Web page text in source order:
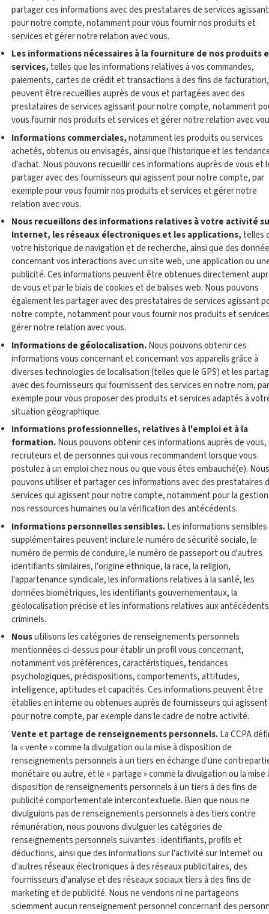
partager ces informations avec des prestataires de services agissant
pour notre compte, notamment pour vous fournir nos produits et
services et gérer notre relation avec vous.
Les informations nécessaires à la fourniture de nos produits
services, telles que les informations relatives à vos commandes,
paiements, cartes de crédit et transactions à des fins de facturation,
peuvent être recueillies auprès de vous et partagées avec des
prestataires de services agissant pour notre compte, notamment
vous fournir nos produits et services et gérer notre relation avec
Informations commerciales,notamment les produits ou services
achetés, obtenus ou envisagés, ainsi que l'historique et les
d'achat. Nous pouvons recueillir ces informations auprès de vous et
partager avec des fournisseurs qui agissent pour notre compte, par
exemple pour vous fournir nos produits et services et gérer notre
relation avec vous.
Nous recueillons des informations relatives à votre activité
Internet, les réseaux électroniques et les applications, telles
votre historique de navigation et de recherche, ainsi que des
concernant vos interactions avec un site web, une application ou
publicité. Ces informations peuvent être obtenues directement
de vous et par le biais de cookies et de balises web. Nous pouvons
également les partager avec des prestataires de services agissant
notre compte, notamment pour vous fournir nos produits et
gérer notre relation avec vous.
Informations de géolocalisation.Nous pouvons obtenir ces
informations vous concernant et concernant vos appareils grâce à
diverses technologies de localisation (telles que le GPS) et les
avec des fournisseurs qui fournissent des services en notre nom, par
exemple pour vous proposer des produits et services adaptés à
situation géographique.
Informations professionnelles, relatives à l'emploi et à la
formation.Nous pouvons obtenir ces informations auprès de vous,
recruteurs et de personnes qui vous recommandent lorsque vous
postulez à un emploi chez nous ou que vous êtes embauché(e). Nous
pouvons utiliser et partager ces informations avec des prestataires
services qui agissent pour notre compte, notamment pour la
nos ressources humaines ou la vérification des antécédents.
Informations personnelles sensibles.Les informations sensibles
supplémentaires peuvent inclure le numéro de sécurité sociale, le
numéro de permis de conduire, le numéro de passeport ou d'autres
identifiants similaires, l'origine ethnique, la race, la religion,
l'appartenance syndicale, les informations relatives à la santé, les
données biométriques, les identifiants gouvernementaux, la
géolocalisation précise et les informations relatives aux antécédents
criminels.
Nousutilisons les catégories de renseignements personnels
mentionnées ci-dessus pour établir un profil vous concernant,
notamment vos préférences, caractéristiques, tendances
psychologiques, prédispositions, comportements, attitudes,
intelligence, aptitudes et capacités. Ces informations peuvent être
établies en interne ou obtenues auprès de fournisseurs qui agissent
pour notre compte, par exemple dans le cadre de notre activité.
Vente et partage de renseignements personnels.La CCPA
la « vente » comme la divulgation ou la mise à disposition de
renseignements personnels à un tiers en échange d'une
monétaire ou autre, et le « partage » comme la divulgation ou la mise
disposition de renseignements personnels à un tiers à des fins de
publicité comportementale intercontextuelle. Bien que nous ne
divulguions pas de renseignements personnels à des tiers contre
rémunération, nous pouvons divulguer les catégories de
renseignements personnels suivantes : identifiants, profils et
déductions, ainsi que des informations sur l'activité sur Internet ou
d'autres réseaux électroniques à des réseaux publicitaires, des
fournisseurs d'analyse et des réseaux sociaux tiers à des fins de
marketing et de publicité. Nous ne vendons ni ne partageons
sciemment aucun renseignement personnel concernant des